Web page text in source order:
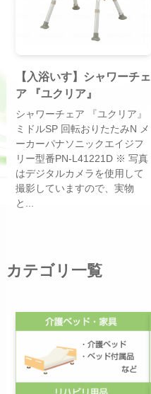
【入浴いす】シャワーチェ
ア 『ユクリア』
シャワーチェア 『ユクリア』
ミドルSP 回転おりたたみN メ
ーカーパナソニックエイジフ
リー型番PN-L41221D ※ 写真
はデジタルカメラを使用して
撮影していますので、実物
と...
カテゴリ一覧